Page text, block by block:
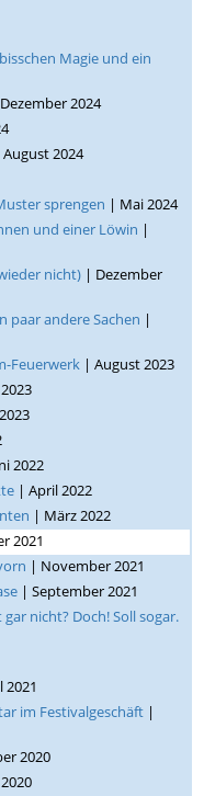
Magie und ein
2024
August 2024
sprengen | Mai 2024
und einer Löwin |
nicht) | Dezember
paar andere Sachen |
Feuerwerk | August 2023
2022
| April 2022
| März 2022
2021
| November 2021
| September 2021
nicht? Doch! Soll sogar.
2021
im Festivalgeschäft |
2020